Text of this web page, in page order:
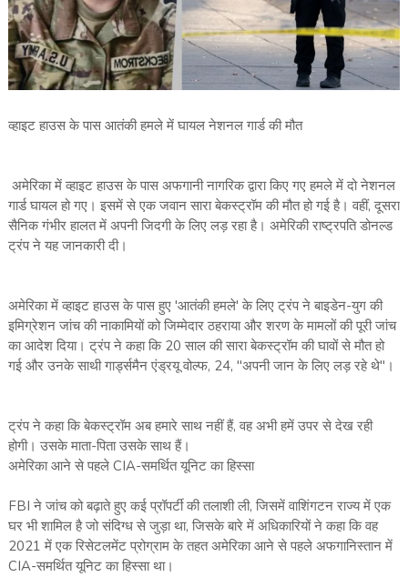
व्हाइट हाउस के पास आतंकी हमले में घायल नेशनल गार्ड की मौत
अमेरिका में व्हाइट हाउस के पास अफगानी नागरिक द्वारा किए गए हमले में दो नेशनल
गार्ड घायल हो गए। इसमें से एक जवान सारा बेकस्ट्रॉम की मौत हो गई है। वहीं, दूसरा
सैनिक गंभीर हालत में अपनी जिदगी के लिए लड़ रहा है। अमेरिकी राष्ट्रपति डोनल्ड
ट्रंप ने यह जानकारी दी।
अमेरिका में व्हाइट हाउस के पास हुए 'आतंकी हमले' के लिए ट्रंप ने बाइडेन-युग की
इमिग्रेशन जांच की नाकामियों को जिम्मेदार ठहराया और शरण के मामलों की पूरी जांच
का आदेश दिया। ट्रंप ने कहा कि 20 साल की सारा बेकस्ट्रॉम की घावों से मौत हो
गई और उनके साथी गार्ड्समैन एंड्रयू वोल्फ, 24, "अपनी जान के लिए लड़ रहे थे"।
ट्रंप ने कहा कि बेकस्ट्रॉम अब हमारे साथ नहीं हैं, वह अभी हमें उपर से देख रही
होगी। उसके माता-पिता उसके साथ हैं।
अमेरिका आने से पहले CIA-समर्थित यूनिट का हिस्सा
FBI ने जांच को बढ़ाते हुए कई प्रॉपर्टी की तलाशी ली, जिसमें वाशिंगटन राज्य में एक
घर भी शामिल है जो संदिग्ध से जुड़ा था, जिसके बारे में अधिकारियों ने कहा कि वह
2021 में एक रिसेटलमेंट प्रोग्राम के तहत अमेरिका आने से पहले अफगानिस्तान में
CIA-समर्थित यूनिट का हिस्सा था।